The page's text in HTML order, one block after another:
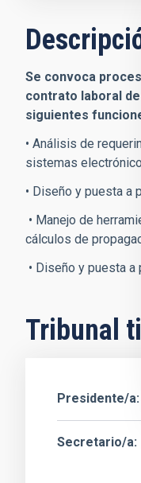
Se convoca
contrato laboral
siguientes
• Análisis de
sistemas
• Diseño y puesta a
• Manejo de
cálculos de
• Diseño y puesta a
Tribunal
Presidente/a
Secretario/a